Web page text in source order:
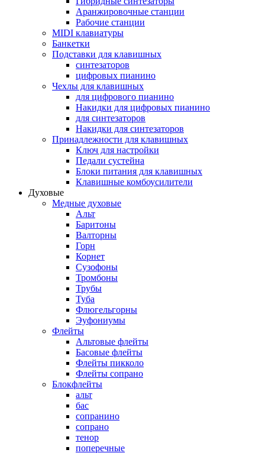
Аранжировочные станции
Рабочие станции
MIDI клавиатуры
Банкетки
Подставки для клавишных
синтезаторов
цифровых пианино
Чехлы для клавишных
для цифрового пианино
Накидки для цифровых пианино
для синтезаторов
Накидки для синтезаторов
Принадлежности для клавишных
Ключ для настройки
Педали сустейна
Блоки питания для клавишных
Клавишные комбоусилители
Духовые
Медные духовые
Альт
Баритоны
Валторны
Горн
Корнет
Сузофоны
Тромбоны
Трубы
Туба
Флюгельгорны
Эуфониумы
Флейты
Альтовые флейты
Басовые флейты
Флейты пикколо
Флейты сопрано
Блокфлейты
альт
бас
сопранино
сопрано
тенор
поперечные